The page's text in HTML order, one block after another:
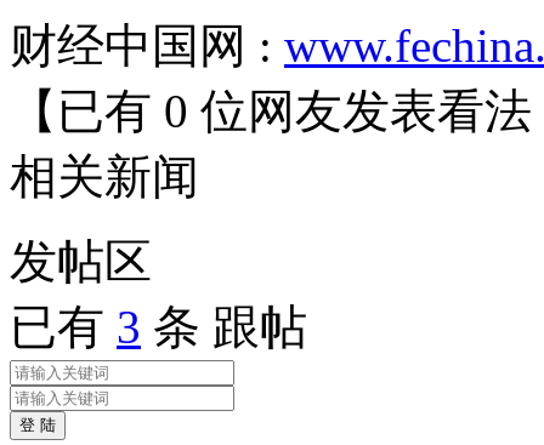
财经中国网 :
【已有 0 位网友发表看法
相关新闻
发帖区
已有 3 条 跟帖
登 陆